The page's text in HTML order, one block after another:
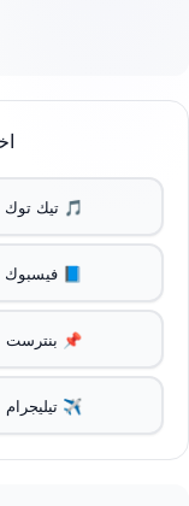
🎵 تيك توك
📘 فيسبوك
📌 بنترست
✈️ تيليجرام